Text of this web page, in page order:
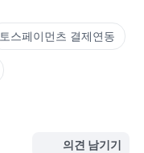
토스페이먼츠 결제연동
의견 남기기